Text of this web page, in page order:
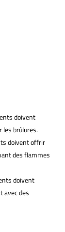
doivent
les brûlures.
doivent offrir
des flammes
doivent
avec des